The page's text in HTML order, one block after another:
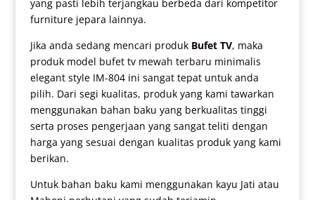
yang pasti lebih terjangkau berbeda dari kompetitor
furniture jepara lainnya.
Jika anda sedang mencari produk Bufet TV, maka
produk model bufet tv mewah terbaru minimalis
elegant style IM-804 ini sangat tepat untuk anda
pilih. Dari segi kualitas, produk yang kami tawarkan
menggunakan bahan baku yang berkualitas tinggi
serta proses pengerjaan yang sangat teliti dengan
harga yang sesuai dengan kualitas produk yang kami
berikan.
Untuk bahan baku kami menggunakan kayu Jati atau